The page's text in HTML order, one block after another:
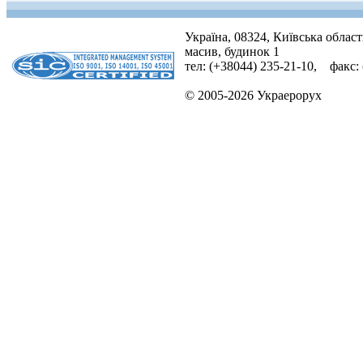
Україна, 08324, Київська
масив, будинок 1
тел: (+38044) 235-21-10, факс:
© 2005-2026 Украерорух